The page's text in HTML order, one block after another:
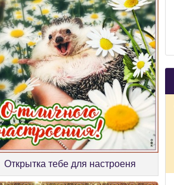
Открытка тебе для настроеня